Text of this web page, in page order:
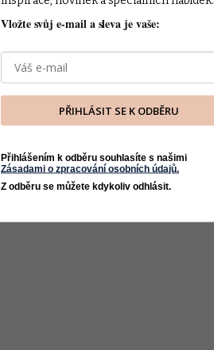
Vložte svůj e-mail a sleva je vaše:
PŘIHLÁSIT SE K ODBĚRU
Přihlášením k odběru souhlasíte s našimi
Zásadami o zpracování osobních údajů.
Z odběru se můžete kdykoliv odhlásit.